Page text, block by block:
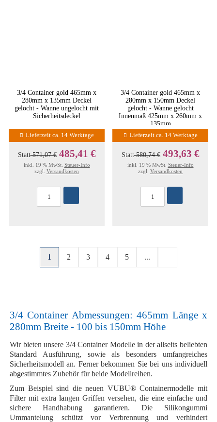
3/4 Container gold 465mm x
280mm x 135mm Deckel
gelocht - Wanne ungelocht mit
Sicherheitsdeckel
Lieferzeit ca. 14 Werktage
Statt571,07 € 485,41 €
inkl. 19 % MwSt. Steuer-Info
zzgl. Versandkosten
3/4 Container gold 465mm x
280mm x 150mm Deckel
gelocht - Wanne gelocht
Innenmaß 425mm x 260mm x
135mm
Lieferzeit ca. 14 Werktage
Statt580,74 € 493,63 €
inkl. 19 % MwSt. Steuer-Info
zzgl. Versandkosten
1 2 3 4 5 ...
3/4 Container Abmessungen: 465mm Länge x
280mm Breite - 100 bis 150mm Höhe
Wir bieten unsere 3/4 Container Modelle in der allseits beliebten
Standard Ausführung, sowie als besonders umfangreiches
Sicherheitsmodell an. Ferner bekommen Sie bei uns individuell
abgestimmtes Zubehör für beide Modellreihen.
Zum Beispiel sind die neuen VUBU® Containermodelle mit
Filter mit extra langen Griffen versehen, die eine einfache und
sichere Handhabung garantieren. Die Silikongummi
Ummantelung schützt vor Verbrennung und verhindert